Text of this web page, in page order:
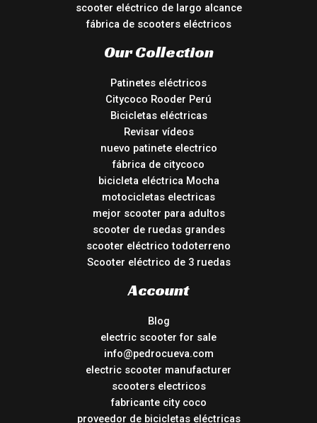
scooter eléctrico de largo alcance
fábrica de scooters eléctricos
Our Collection
Patinetes eléctricos
Citycoco Rooder Perú
Bicicletas eléctricas
Revisar vídeos
nuevo patinete electrico
fábrica de citycoco
bicicleta eléctrica Mocha
motocicletas electricas
mejor scooter para adultos
scooter de ruedas grandes
scooter eléctrico todoterreno
Scooter eléctrico de 3 ruedas
Account
Blog
electric scooter for sale
info@pedrocueva.com
electric scooter manufacturer
scooters electricos
fabricante city coco
proveedor de bicicletas eléctricas